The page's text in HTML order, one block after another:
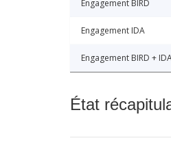
Engagement BIRD
Engagement IDA
Engagement BIRD +
État